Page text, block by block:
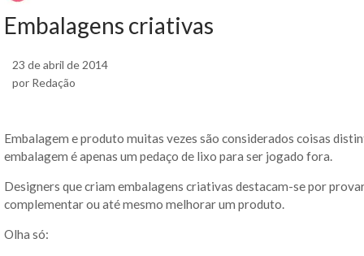
Embalagens criativas
23 de abril de 2014
por Redação
Embalagem e produto muitas vezes são considerados coisas
embalagem é apenas um pedaço de lixo para ser jogado fora.
Designers que criam embalagens criativas destacam-se por
complementar ou até mesmo melhorar um produto.
Olha só: